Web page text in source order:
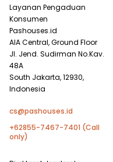
Layanan Pengaduan
Konsumen
Pashouses.id
AIA Central, Ground Floor
Jl. Jend. Sudirman No.Kav.
48A
South Jakarta, 12930,
Indonesia
cs@pashouses.id
+62855-7467-7401 (Call
only)